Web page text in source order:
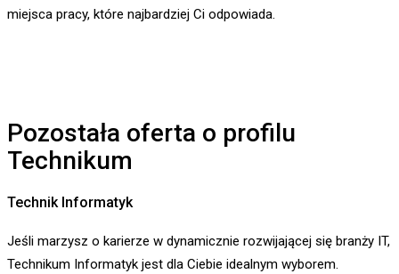
miejsca pracy, które najbardziej Ci odpowiada.
Pozostała oferta o profilu
Technikum
Technik Informatyk
Jeśli marzysz o karierze w dynamicznie rozwijającej się branży IT,
Technikum Informatyk jest dla Ciebie idealnym wyborem.